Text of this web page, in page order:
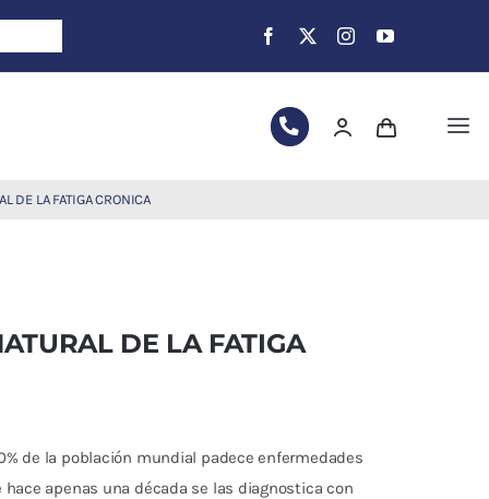
DE LA FATIGA CRONICA
DE LA FATIGA
de la población mundial padece enfermedades
apenas una década se las diagnostica con